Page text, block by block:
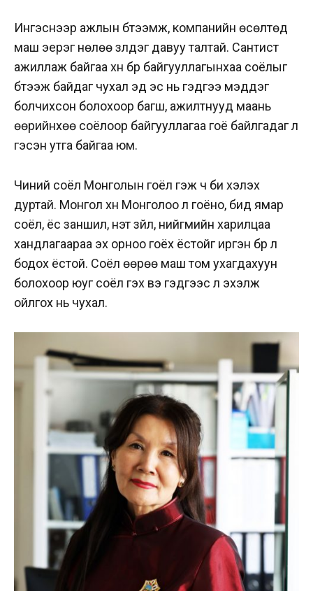
Ингэснээр ажлын бүтээмж, компанийн өсөлтөд
маш эерэг нөлөө үзүүлдэг давуу талтай. Сантист
ажиллаж байгаа хүн бүр байгууллагынхаа соёлыг
бүтээж байдаг чухал эд эс нь гэдгээ мэддэг
болчихсон болохоор багш, ажилтнууд маань
өөрийнхөө соёлоор байгууллагаа гоё байлгадаг л
гэсэн утга байгаа юм.
Чиний соёл Монголын гоёл гэж ч би хэлэх
дуртай. Монгол хүн Монголоо л гоёно, бид ямар
соёл, ёс заншил, үнэт зүйл, нийгмийн харилцаа
хандлагаараа эх орноо гоёх ёстойг иргэн бүр л
бодох ёстой. Соёл өөрөө маш том ухагдахуун
болохоор юуг соёл гэх вэ гэдгээс л эхэлж
ойлгох нь чухал.